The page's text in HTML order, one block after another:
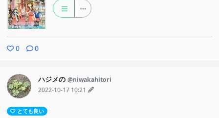
かしさ（それが自然さを持ち、かつ奇妙なものとの認識も入り混じ
る）か、頭がどうにかなりそう（でも結構好きだ）、という心境に
かと思います
0 0
ハジメの @niwakahitori
2022-10-17 10:21
とても良い